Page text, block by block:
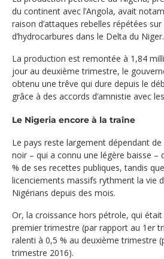
du continent avec l’Angola, avait
raison d’attaques rebelles répétées
d’hydrocarbures dans le Delta du Niger.
La production est remontée à 1,84
jour au deuxième trimestre, le
obtenu une trêve qui dure depuis le
grâce à des accords d’amnistie avec
Le Nigeria encore à la traîne
Le pays reste largement dépendant de
noir – qui a connu une légère baisse –
% de ses recettes publiques, tandis
licenciements massifs rythment la vie
Nigérians depuis des mois.
Or, la croissance hors pétrole, qui était
premier trimestre (par rapport au 1er
ralenti à 0,5 % au deuxième trimestre
trimestre 2016).